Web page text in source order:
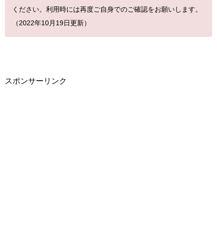
ください。利用時には再度ご自身でのご確認をお願いします。
（2022年10月19日更新）
スポンサーリンク